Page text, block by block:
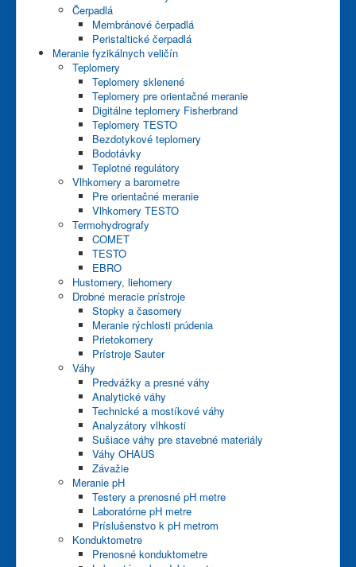
Čerpadlá
Membránové čerpadlá
Peristaltické čerpadlá
Meranie fyzikálnych veličín
Teplomery
Teplomery sklenené
Teplomery pre orientačné meranie
Digitálne teplomery Fisherbrand
Teplomery TESTO
Bezdotykové teplomery
Bodotávky
Teplotné regulátory
Vlhkomery a barometre
Pre orientačné meranie
Vlhkomery TESTO
Termohydrografy
COMET
TESTO
EBRO
Hustomery, liehomery
Drobné meracie prístroje
Stopky a časomery
Meranie rýchlosti prúdenia
Prietokomery
Prístroje Sauter
Váhy
Predvážky a presné váhy
Analytické váhy
Technické a mostíkové váhy
Analyzátory vlhkosti
Sušiace váhy pre stavebné materiály
Váhy OHAUS
Závažie
Meranie pH
Testery a prenosné pH metre
Laboratórne pH metre
Príslušenstvo k pH metrom
Konduktometre
Prenosné konduktometre